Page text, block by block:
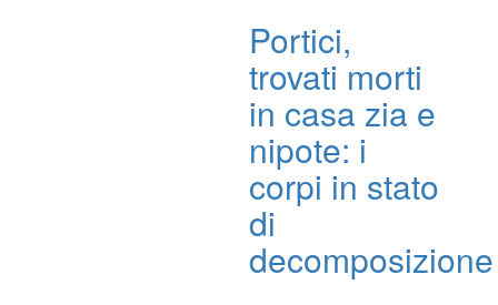
Portici,
trovati morti
in casa zia e
nipote: i
corpi in stato
di
decomposizione